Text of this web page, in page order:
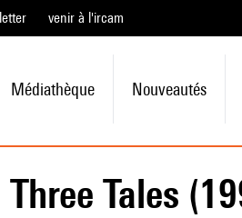
venir à l'ircam
Médiathèque Nouveautés
Three Tales